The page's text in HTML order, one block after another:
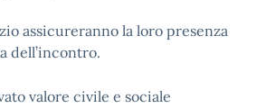
assicureranno la loro presenza
dell’incontro.
valore civile e sociale